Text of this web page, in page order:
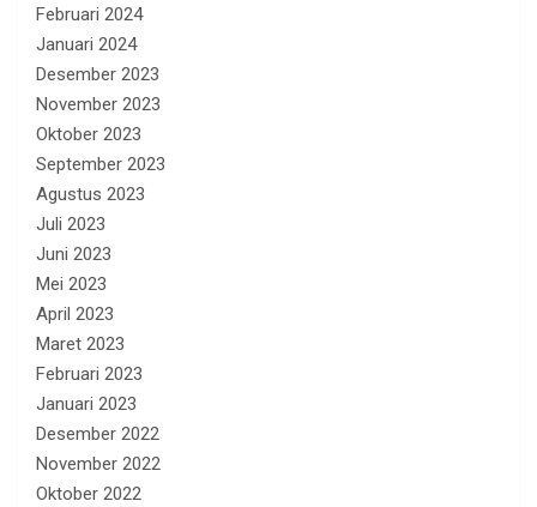
Februari 2024
Januari 2024
Desember 2023
November 2023
Oktober 2023
September 2023
Agustus 2023
Juli 2023
Juni 2023
Mei 2023
April 2023
Maret 2023
Februari 2023
Januari 2023
Desember 2022
November 2022
Oktober 2022